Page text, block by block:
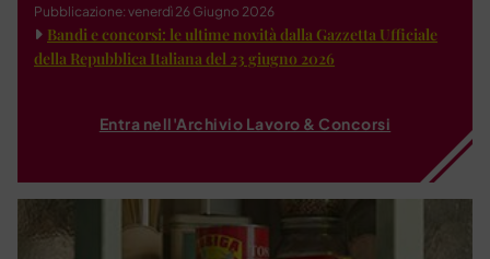
Pubblicazione: venerdì 26 Giugno 2026
Bandi e concorsi: le ultime novità dalla Gazzetta Ufficiale
della Repubblica Italiana del 23 giugno 2026
Entra nell'Archivio Lavoro & Concorsi